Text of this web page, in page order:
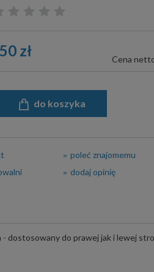
zł Cena
do koszyka
poleć znajomemu
dodaj opinię
dostosowany do prawej jak i lewej